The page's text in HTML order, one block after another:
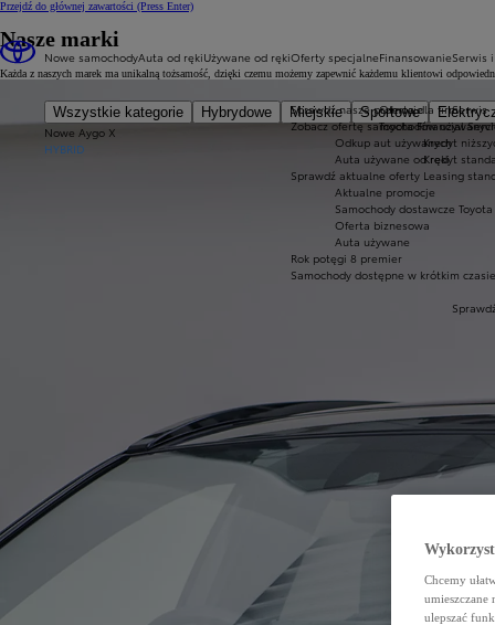
Przejdź do głównej zawartości (Press Enter)
Nowe samochody
Wszystkie kategorie Hybrydowe Miejskie Sportowe
Nowe Aygo X
HYBRID
Auta od rękiUżywane od rękiOferty specjalne
Sprawdź nasze promocje
Zobacz ofertę samochodów
Odkup aut używanych
Auta używane od ręki
Sprawdź aktualne oferty
Aktualne promocje
Samochody dostawcze
Oferta biznesowa
Auta używane
Rok potęgi 8 premier
Samochody dostępne w krótkim czasie
Finansowanie
Oferta dla firm
Toyota Financial
Kredyt
Kredyt
Leasing
Serwis
Serwis
Nasze marki
Każda z naszych marek ma unikalną tożsamość, dzięki czemu możemy zapewnić każdemu klientowi
Chcemy
ulepszać